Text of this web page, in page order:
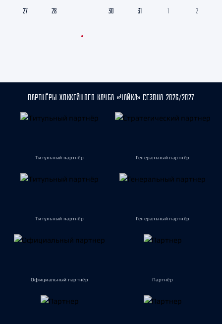
27 28 30 31 1 2
ПАРТНЁРЫ ХОККЕЙНОГО КЛУБА «ЧАЙКА» СЕЗОНА 2026/2027
Титульный партнёр Генеральный партнёр
Титульный партнёр Генеральный партнёр
Официальный партнёр Партнёр